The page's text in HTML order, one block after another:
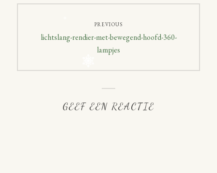
navigatie
PREVIOUS
Previous
lichtslang-rendier-met-bewegend-hoofd-360-
lampjes
GEEF EEN REACTIE